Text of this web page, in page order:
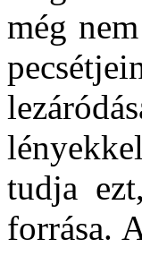
még
tudja
forrása.